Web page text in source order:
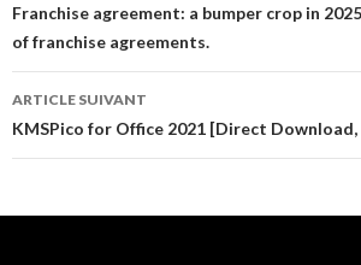
des
articles
Franchise agreement: a bumper crop in
of franchise agreements.
ARTICLE SUIVANT
KMSPico for Office 2021 [Direct